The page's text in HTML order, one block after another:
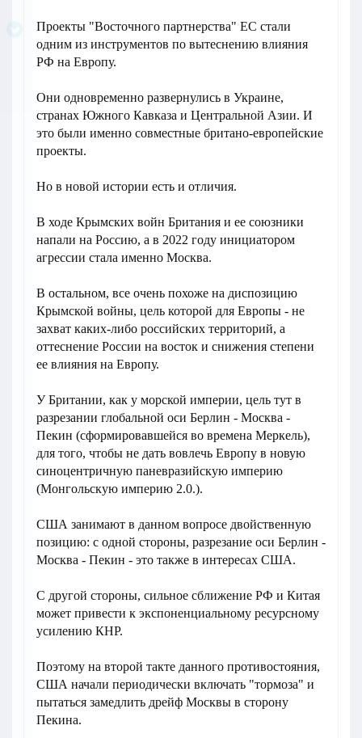
Проекты "Восточного партнерства" ЕС стали
одним из инструментов по вытеснению влияния
РФ на Европу.
Они одновременно развернулись в Украине,
странах Южного Кавказа и Центральной Азии. И
это были именно совместные британо-европейские
проекты.
Но в новой истории есть и отличия.
В ходе Крымских войн Британия и ее союзники
напали на Россию, а в 2022 году инициатором
агрессии стала именно Москва.
В остальном, все очень похоже на диспозицию
Крымской войны, цель которой для Европы - не
захват каких-либо российских территорий, а
оттеснение России на восток и снижения степени
ее влияния на Европу.
У Британии, как у морской империи, цель тут в
разрезании глобальной оси Берлин - Москва -
Пекин (сформировавшейся во времена Меркель),
для того, чтобы не дать вовлечь Европу в новую
синоцентричную паневразийскую империю
(Монгольскую империю 2.0.).
США занимают в данном вопросе двойственную
позицию: с одной стороны, разрезание оси Берлин -
Москва - Пекин - это также в интересах США.
С другой стороны, сильное сближение РФ и Китая
может привести к экспоненциальному ресурсному
усилению КНР.
Поэтому на второй такте данного противостояния,
США начали периодически включать "тормоза" и
пытаться замедлить дрейф Москвы в сторону
Пекина.